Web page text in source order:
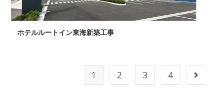
ホテルルートイン東海新築工事
1 2 3 4 次のペ